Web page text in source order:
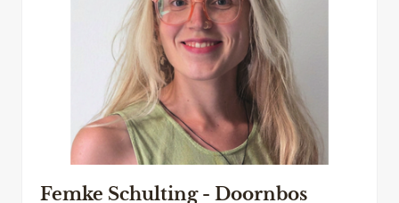
Femke Schulting - Doornbos